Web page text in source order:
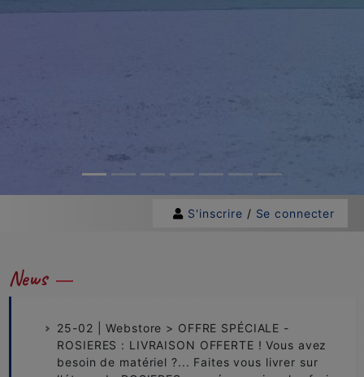
S'inscrire / Se connecter
News
25-02 | Webstore > OFFRE SPÉCIALE -
ROSIERES : LIVRAISON OFFERTE ! Vous avez
besoin de matériel ?... Faites vous livrer sur